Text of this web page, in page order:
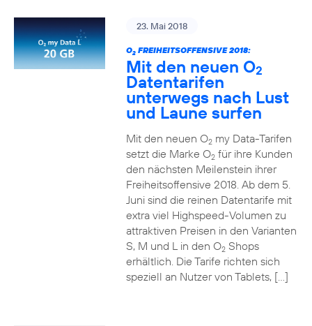
23. Mai 2018
O2FREIHEITSOFFENSIVE 2018:
Mit den neuen O2
Datentarifen
unterwegs nach Lust
und Laune surfen
Mit den neuen O2my Data-Tarifen
setzt die Marke O2für ihre Kunden
den nächsten Meilenstein ihrer
Freiheitsoffensive 2018. Ab dem 5.
Juni sind die reinen Datentarife mit
extra viel Highspeed-Volumen zu
attraktiven Preisen in den Varianten
S, M und L in den O2Shops
erhältlich. Die Tarife richten sich
speziell an Nutzer von Tablets, […]